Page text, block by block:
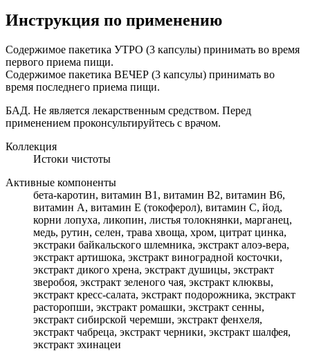
Инструкция по применению
Содержимое пакетика УТРО (3 капсулы) принимать во время
первого приема пищи.
Содержимое пакетика ВЕЧЕР (3 капсулы) принимать во
время последнего приема пищи.
БАД. Не является лекарственным средством. Перед
применением проконсультируйтесь с врачом.
Коллекция
Истоки чистоты
Активные компоненты
бета-каротин, витамин B1, витамин B2, витамин B6,
витамин А, витамин Е (токоферол), витамин С, йод,
корни лопуха, ликопин, листья толокнянки, марганец,
медь, рутин, селен, трава хвоща, хром, цитрат цинка,
экстраки байкальского шлемника, экстракт алоэ-вера,
экстракт артишока, экстракт виноградной косточки,
экстракт дикого хрена, экстракт душицы, экстракт
зверобоя, экстракт зеленого чая, экстракт клюквы,
экстракт кресс-салата, экстракт подорожника, экстракт
расторопши, экстракт ромашки, экстракт сенны,
экстракт сибирской черемши, экстракт фенхеля,
экстракт чабреца, экстракт черники, экстракт шалфея,
экстракт эхинацеи